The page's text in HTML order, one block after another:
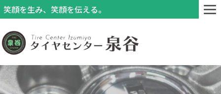
笑顔を生み、笑顔を伝える。